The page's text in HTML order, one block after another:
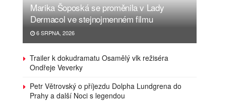
Marika Šoposká se proměnila v Lady
Dermacol ve stejnojmenném filmu
6 SRPNA, 2026
Trailer k dokudramatu Osamělý vlk režiséra
Ondřeje Veverky
Petr Větrovský o příjezdu Dolpha Lundgrena do
Prahy a další Noci s legendou